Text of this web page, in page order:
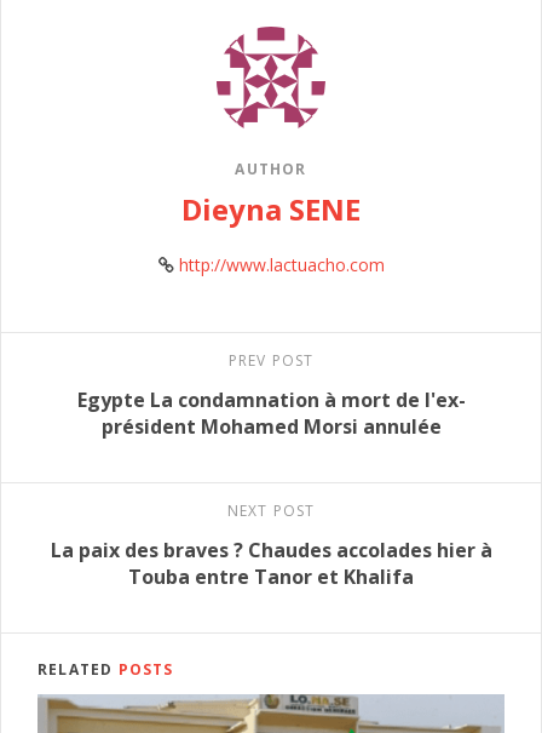
AUTHOR
Dieyna SENE
http://www.lactuacho.com
PREV POST
Egypte La condamnation à mort de l'ex-
président Mohamed Morsi annulée
NEXT POST
La paix des braves ? Chaudes accolades hier à
Touba entre Tanor et Khalifa
RELATED POSTS